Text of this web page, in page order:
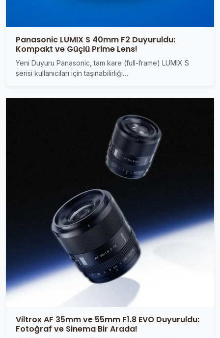
Panasonic LUMIX S 40mm F2 Duyuruldu:
Kompakt ve Güçlü Prime Lens!
Yeni Duyuru Panasonic, tam kare (full-frame) LUMIX S
serisi kullanıcıları için taşınabilirliği…
Viltrox AF 35mm ve 55mm F1.8 EVO Duyuruldu:
Fotoğraf ve Sinema Bir Arada!